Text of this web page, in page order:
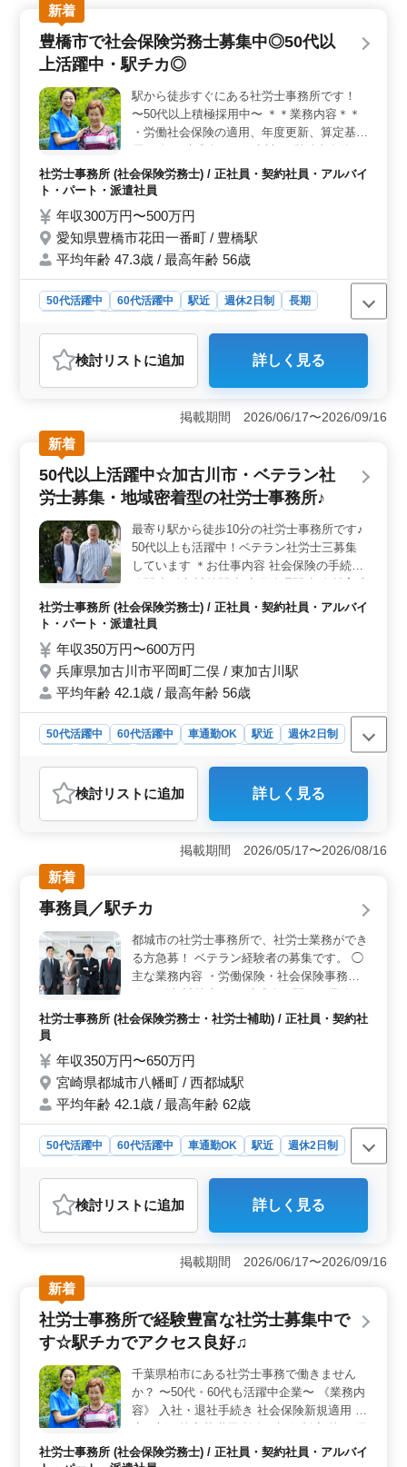
報酬制度と福利厚生＞ 年収400万円〜700万円の高収入
が見込め、賞与も年2回支給されます。さらに、雇用保
険、労災保険、健康保険、厚生年金といった各種保険が
完備されており、安心して働くことができます。 ＜
利便性の高い勤務地とキャリア支援＞ 最寄駅から近
く、通勤が便利です。また、社労士としてのキャリアを
さらに伸ばしたい方にとって、助成金申請や就業規則の
作成、人材育成相談といった幅広い業務に携わることが
できるため、スキルアップに繋がります。
新着
豊橋市で社会保険労務士募集中◎50代以
上活躍中・駅チカ◎
駅から徒歩すぐにある社労士事務所です！
〜50代以上積極採用中〜 ＊＊業務内容＊＊
・労働社会保険の適用、年度更新、算定基礎
賃金台帳の調製 ・就業規則、36協定の作
成、変更 ・時間外労働計算 ・雇用保険料計
談 など ＊＊備考＊＊ ・社会保険完備 ・交
通費支給 ・駅チカ 経験豊富なベテラン社労
士さんを求めています！ まずはお気軽にお
問い合わせください！
社労士事務所 (社会保険労務士) / 正社員・契約社員・アルバイ
ト・パート・派遣社員
年収300万円〜500万円
愛知県豊橋市花田一番町 / 豊橋駅
平均年齢 47.3歳 / 最高年齢 56歳
50代活躍中 60代活躍中 駅近 週休2日制
長期
社労士事務所
おすすめポイント
＜アクセスの良さ＞ 豊橋駅から徒歩ですぐの好立地
で、通勤も便利です。地域の中心に位置し、生活にも便
利な立地です。駅近なので、移動時間を有効活用できま
す。また、駅周辺には飲食店や商業施設が充実してお
り、仕事の後も快適な時間を過ごせます。 ＜ベテラ
ン社労士の活躍＞ 50代以上の経験豊富な社会保険労務
士を積極的に募集しています。幅広い業務内容に携わり
す。先輩社労士との協力体制のもと、仕事に取り組めま
す。 ＜充実の福利厚生＞ 社会保険完備や交通費支
給など、充実した福利厚生が整っています。働きやすい
環境が整っており、長期間安心して働ける魅力がありま
す。アットホームな雰囲気の職場で、やりがいのある業
務に取り組めます。
検討リスト に追加 詳しく見る
掲載期間 2026/06/17〜2026/09/16
新着
50代以上活躍中☆加古川市・ベテラン社
労士募集・地域密着型の社労士事務所♪
最寄り駅から徒歩10分の社労士事務所です♪
50代以上も活躍中！ベテラン社労士三募集
しています ＊お仕事内容 社会保険の手続業
相談 等 ＊備考 完全週休2日制/駅から徒歩10
分/車通勤可能/50代以上の新規採用実績有り
ぜひ一緒に働きませんか？ ご応募お待ちし
ています！
社労士事務所 (社会保険労務士) / 正社員・契約社員・アルバイ
ト・パート・派遣社員
年収350万円〜600万円
兵庫県加古川市平岡町二俣 / 東加古川駅
平均年齢 42.1歳 / 最高年齢 56歳
50代活躍中 60代活躍中 車通勤OK 駅近
週休2日制
社労士事務所
おすすめポイント
＜地域に根ざした働き方＞ 加古川市の地域密着型社労
士事務所がベテラン社労士を募集しています。地域社会
に貢献しながら働けるチャンスです。徒歩10分の好立地
で、車通勤も可能です。地域に貢献しながら、充実感を
感じられる働き方が可能です。 ＜ベテランの経験を
活かせる＞ 社労士事務所での経験者を歓迎し、50代以
上も活躍中です。手続業務や給与計算、雇用管理などの
スキルを活かし、地域の企業や個人のサポートに貢献で
きます。ベテランの経験を発揮できる環境が整っていま
す。 ＜ワークライフバランス重視＞ 完全週休2日制
度を採用し、土日祝はしっかりお休みです。有給休暇も
取りやすく、ワークライフバランスが大切にされる職場
です。自分のペースで働きながら、充実感を得られる環
境が整っています。
検討リスト に追加 詳しく見る
掲載期間 2026/05/17〜2026/08/16
新着
事務員／駅チカ
都城市の社労士事務所で、社労士業務ができ
る方急募！ ベテラン経験者の募集です。 ◯
主な業務内容 ・労働保険・社会保険事務業
担当事業所訪問 ・その他、関連業務 です。
社労士事務所 (社会保険労務士・社労士補助) / 正社員・契約社
員
年収350万円〜650万円
宮崎県都城市八幡町 / 西都城駅
平均年齢 42.1歳 / 最高年齢 62歳
50代活躍中 60代活躍中 車通勤OK 駅近
週休2日制
おすすめポイント
＜駅近で通勤しやすい環境＞ 西都城駅から徒歩圏内の
便利な立地に加え、車通勤も可能で通勤手段を選べる環
境です。通勤手当は上限16,000円まで支給されるため、
交通費の心配が少なく、働きやすさが魅力です。また、
勤務時間は8時30分〜17時30分で、生活リズムを整えや
すい点もポイントです。 ＜経験者に嬉しい高待遇＞
年収350万円〜650万円、賞与は計3ヶ月分と高待遇が
で、資格をお持ちの方はさらに優遇されます。退職金制
度や育児休業、看護休暇の取得実績もあり、ライフステ
ージに合わせた柔軟な働き方が可能です。 ＜充実し
た業務内容＞ 労働保険・社会保険事務や給与計算、助
成金関連業務など、多岐にわたる業務に携わるため、ス
キルアップややりがいを感じられる環境です。担当事業
検討リスト に追加 詳しく見る
掲載期間 2026/06/17〜2026/09/16
新着
社労士事務所で経験豊富な社労士募集中で
す☆駅チカでアクセス良好♫
千葉県柏市にある社労士事務で働きません
か？ 〜50代・60代も活躍中企業〜 《業務内
容》 入社・退社手続き 社会保険新規適用 年
度更新／算定基礎届 賃金・評価制度 等 ☆備
考 土日祝日休み 交通費実費支給 駅チカ 長
社労士事務所 (社会保険労務士) / 正社員・契約社員・アルバイ